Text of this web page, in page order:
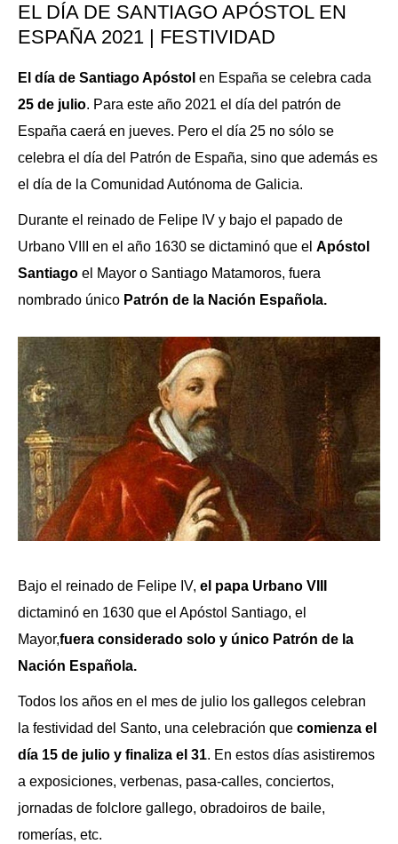
EL DÍA DE SANTIAGO APÓSTOL EN
ESPAÑA 2021 | FESTIVIDAD
El día de Santiago Apóstol en España se celebra cada
25 de julio. Para este año 2021 el día del patrón de
España caerá en jueves. Pero el día 25 no sólo se
celebra el día del Patrón de España, sino que además es
el día de la Comunidad Autónoma de Galicia.
Durante el reinado de Felipe IV y bajo el papado de
Urbano VIII en el año 1630 se dictaminó que el Apóstol
Santiago el Mayor o Santiago Matamoros, fuera
nombrado único Patrón de la Nación Española.
Bajo el reinado de Felipe IV, el papa Urbano VIII
dictaminó en 1630 que el Apóstol Santiago, el
Mayor,fuera considerado solo y único Patrón de la
Nación Española.
Todos los años en el mes de julio los gallegos celebran
la festividad del Santo, una celebración que comienza el
día 15 de julio y finaliza el 31. En estos días asistiremos
a exposiciones, verbenas, pasa-calles, conciertos,
jornadas de folclore gallego, obradoiros de baile,
romerías, etc.